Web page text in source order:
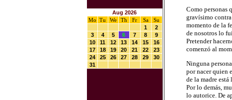
Aug 2026
Mo Tu We Th Fr Sa
Su
1
2
3
4 5 6 7 8
9
10
11 12 13 14 15
16
17
18 19 20 21 22
23
24
25 26 27 28 29
30
31
Como personas
gravísimo
momento de la
de nosotros lo
Pretender
comenzó al
Ninguna
por nacer quien
de la madre
Por lo demás,
lo autorice. De